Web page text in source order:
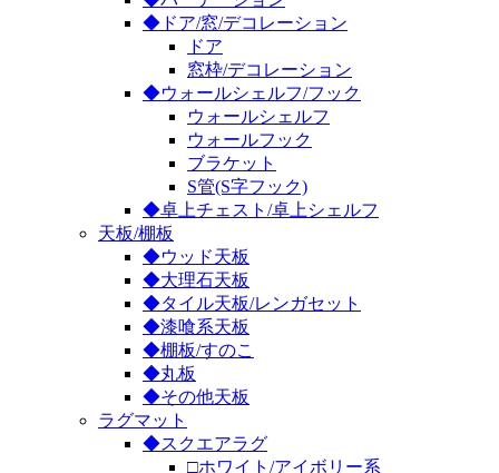
◆ドア/窓/デコレーション
ドア
窓枠/デコレーション
◆ウォールシェルフ/フック
ウォールシェルフ
ウォールフック
ブラケット
S管(S字フック)
◆卓上チェスト/卓上シェルフ
天板/棚板
◆ウッド天板
◆大理石天板
◆タイル天板/レンガセット
◆漆喰系天板
◆棚板/すのこ
◆丸板
◆その他天板
ラグマット
◆スクエアラグ
□ホワイト/アイボリー系